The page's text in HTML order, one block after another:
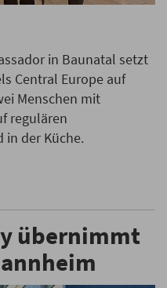
in Baunatal setzt
Central Europe auf
Menschen mit
regulären
in der Küche.
übernimmt